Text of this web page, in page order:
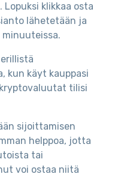
klikkaa osta
lähetetään ja
kun käyt kauppasi
kryptovaluutat tilisi
sijoittamisen
helppoa, jotta
tai
voi ostaa niitä